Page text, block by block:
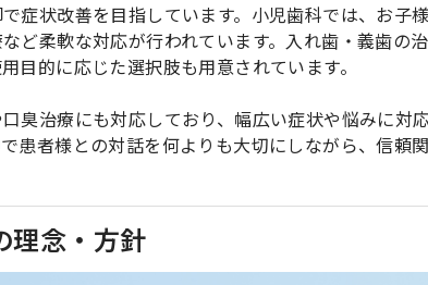
症状改善を目指しています。小児歯科では、お子
ど柔軟な対応が行われています。入れ歯・義歯の
目的に応じた選択肢も用意されています。
臭治療にも対応しており、幅広い症状や悩みに対
患者様との対話を何よりも大切にしながら、信頼
理念・方針